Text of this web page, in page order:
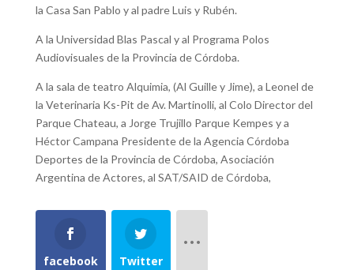
la Casa San Pablo y al padre Luis y Rubén.
A la Universidad Blas Pascal y al Programa Polos
Audiovisuales de la Provincia de Córdoba.
A la sala de teatro Alquimia, (Al Guille y Jime), a Leonel de
la Veterinaria Ks-Pit de Av. Martinolli, al Colo Director del
Parque Chateau, a Jorge Trujillo Parque Kempes y a
Héctor Campana Presidente de la Agencia Córdoba
Deportes de la Provincia de Córdoba, Asociación
Argentina de Actores, al SAT/SAID de Córdoba,
facebook Twitter